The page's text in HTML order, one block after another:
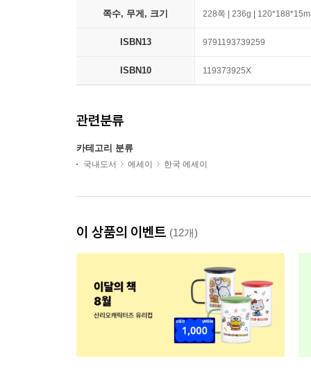
쪽수, 무게, 크기 228쪽 | 236g |
ISBN13 9791193739259
ISBN10 119373925X
관련분류
카테고리 분류
국내도서 에세이 한국 에세이
이 상품의 이벤트 (12개)